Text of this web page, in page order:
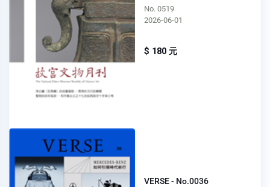
No. 0519
2026-06-01
$ 180 元
VERSE - No.0036